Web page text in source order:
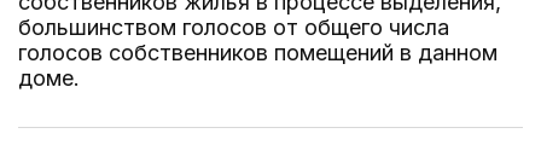
большинством голосов от общего числа
голосов собственников помещений в данном
доме.